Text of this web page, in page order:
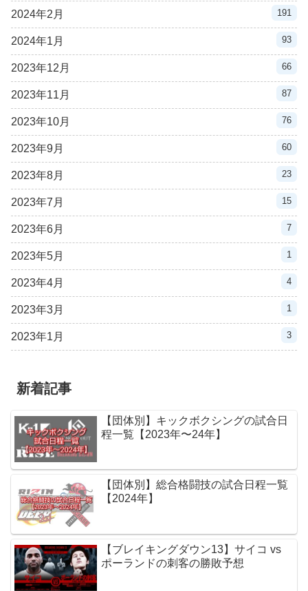
2024年2月 191
2024年1月 93
2023年12月 66
2023年11月 87
2023年10月 76
2023年9月 60
2023年8月 23
2023年7月 15
2023年6月 7
2023年5月 1
2023年4月 4
2023年3月 1
2023年1月 3
新着記事
【団体別】キックボクシングの試合日
程一覧【2023年〜24年】
【団体別】総合格闘技の試合日程一覧
【2024年】
【ブレイキングダウン13】サイコ vs
ポーランドの刺客の勝敗予想